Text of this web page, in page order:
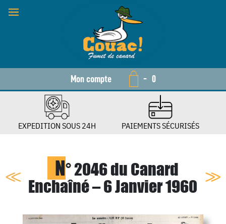
Mon compte - 0
EXPEDITION SOUS 24H PAIEMENTS SÉCURISÉS
N° 2046 du Canard
Enchaîné – 6 Janvier 1960